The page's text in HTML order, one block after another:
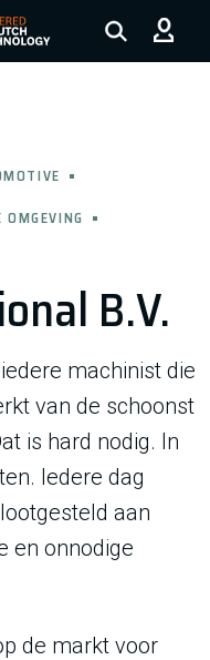
homepage
B.V.
OMGEVING
machinist die
van de schoonst
is hard nodig. In
Iedere dag
aan
en onnodige
de markt voor